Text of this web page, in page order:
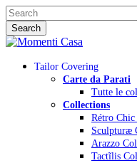
Skip
to
main
content
Search
Close
Menu
Tailor Covering
Carte da Parati
Tutte le
Collections
Rétro
Sculpturæ
Arazzo
Tactĩlis